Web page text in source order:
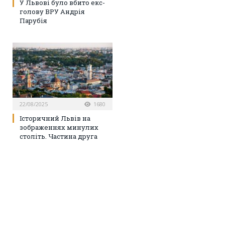
У Львові було вбито екс-
голову ВРУ Андрія
Парубія
22/08/2025 1680
Історичний Львів на
зображеннях минулих
століть. Частина друга